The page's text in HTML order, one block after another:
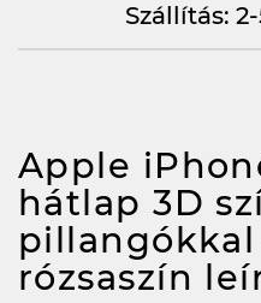
Szállítás:
Apple
hátlap 3D
pillangókkal
rózsaszín